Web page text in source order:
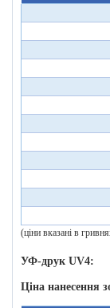
(ціни вказані в
УФ-друк UV4:
Ціна нанесення